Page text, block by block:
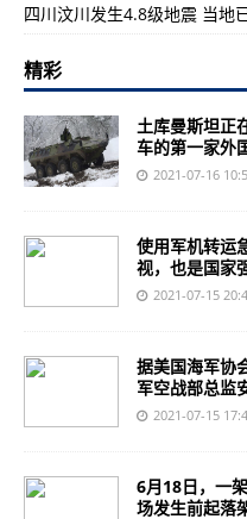
四川汶川发生4.8级地震 当地
精彩
土库曼斯坦正
车的第一家外
2021-07-16
使用军机转运
视，也是国家
2021-07-15
据美国海军协
军空战部总监
2021-07-15
6月18日，一
场发生前起落